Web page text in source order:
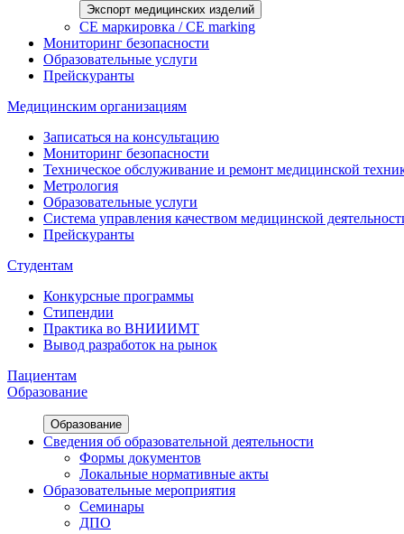
Экспорт медицинских изделий
CE маркировка / CE marking
Мониторинг безопасности
Образовательные услуги
Прейскуранты
Медицинским организациям
Записаться на консультацию
Мониторинг безопасности
Техническое обслуживание и ремонт медицинской
Метрология
Образовательные услуги
Система управления качеством медицинской
Прейскуранты
Студентам
Конкурсные программы
Стипендии
Практика во ВНИИИМТ
Вывод разработок на рынок
Пациентам
Образование
Образование
Сведения об образовательной деятельности
Формы документов
Локальные нормативные акты
Образовательные мероприятия
Семинары
ДПО